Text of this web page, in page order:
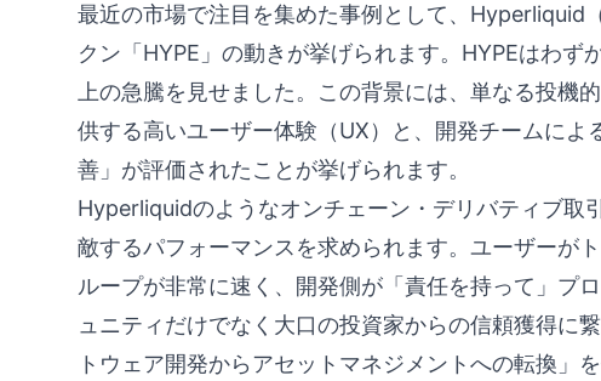
最近の市場で注目を集めた事例として、Hyperliquid
クン「HYPE」の動きが挙げられます。HYPEはわ
上の急騰を見せました。この背景には、単なる投機
供する高いユーザー体験（UX）と、開発チームによ
善」が評価されたことが挙げられます。
Hyperliquidのようなオンチェーン・デリバティブ取
敵するパフォーマンスを求められます。ユーザーが
ループが非常に速く、開発側が「責任を持って」プ
ュニティだけでなく大口の投資家からの信頼獲得に
トウェア開発からアセットマネジメントへの転換」